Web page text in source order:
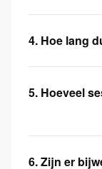
4. Hoe lang
5. Hoeveel
6. Zijn er